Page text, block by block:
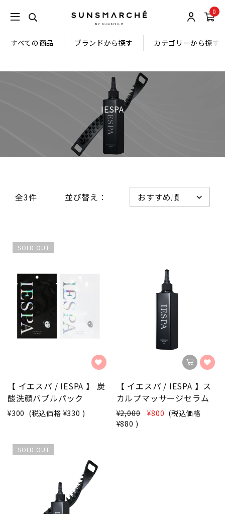
0
すべての商品 ブランドから探す カテゴリーから探す
IESPA
全3件 並び替え：
SOLD OUT
【 イエスパ / IESPA 】 炭
酸洗顔バブルパック
¥300 (税込価格 ¥330 )
【 イエスパ / IESPA 】ス
カルプマッサージセラム
¥2,000 ¥800 (税込価格
¥880 )
SOLD OUT